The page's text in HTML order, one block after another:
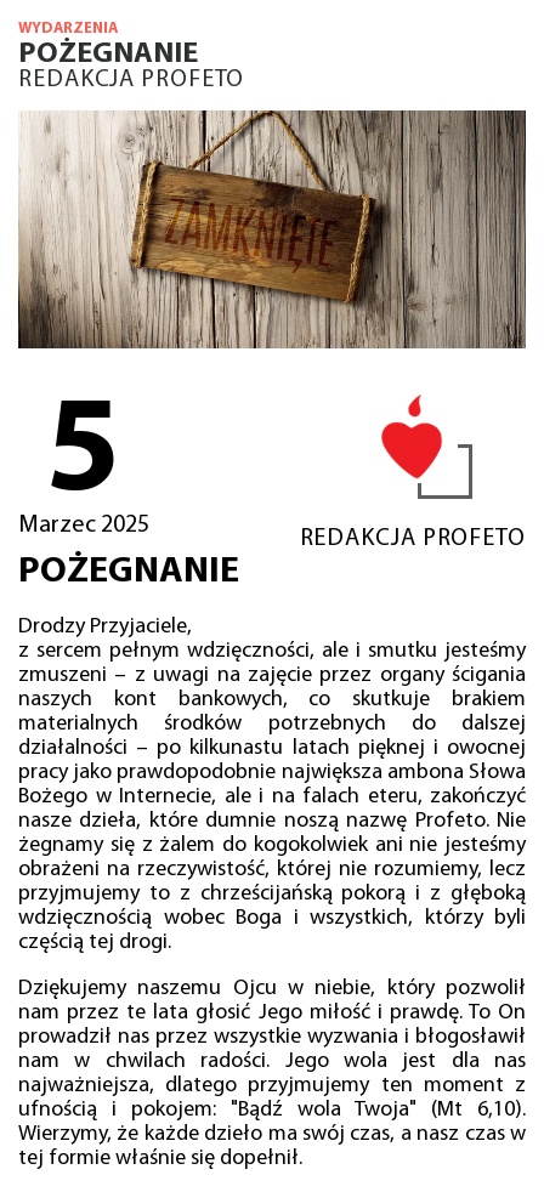
WYDARZENIA
POŻEGNANIE
REDAKCJA PROFETO
5
Marzec 2025
REDAKCJA PROFETO
POŻEGNANIE
Drodzy Przyjaciele,
z sercem pełnym wdzięczności, ale i smutku jesteśmy
zmuszeni – z uwagi na zajęcie przez organy ścigania
naszych kont bankowych, co skutkuje brakiem
materialnych środków potrzebnych do dalszej
działalności – po kilkunastu latach pięknej i owocnej
pracy jako prawdopodobnie największa ambona Słowa
Bożego w Internecie, ale i na falach eteru, zakończyć
nasze dzieła, które dumnie noszą nazwę Profeto. Nie
żegnamy się z żalem do kogokolwiek ani nie jesteśmy
obrażeni na rzeczywistość, której nie rozumiemy, lecz
przyjmujemy to z chrześcijańską pokorą i z głęboką
wdzięcznością wobec Boga i wszystkich, którzy byli
częścią tej drogi.
Dziękujemy naszemu Ojcu w niebie, który pozwolił
nam przez te lata głosić Jego miłość i prawdę. To On
prowadził nas przez wszystkie wyzwania i błogosławił
nam w chwilach radości. Jego wola jest dla nas
najważniejsza, dlatego przyjmujemy ten moment z
ufnością i pokojem: "Bądź wola Twoja" (Mt 6,10).
Wierzymy, że każde dzieło ma swój czas, a nasz czas w
tej formie właśnie się dopełnił.